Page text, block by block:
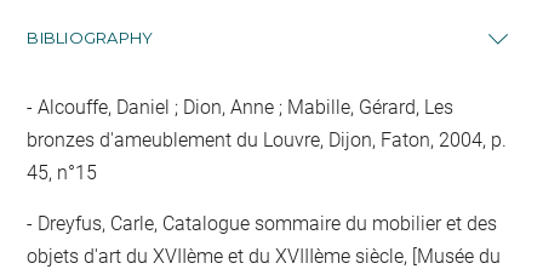
BIBLIOGRAPHY
Alcouffe, Daniel ; Dion, Anne ; Mabille, Gérard, Les
bronzes d'ameublement du Louvre, Dijon, Faton, 2004, p.
45, n°15
Dreyfus, Carle, Catalogue sommaire du mobilier et des
objets d'art du XVIIème et du XVIIIème siècle, [Musée du